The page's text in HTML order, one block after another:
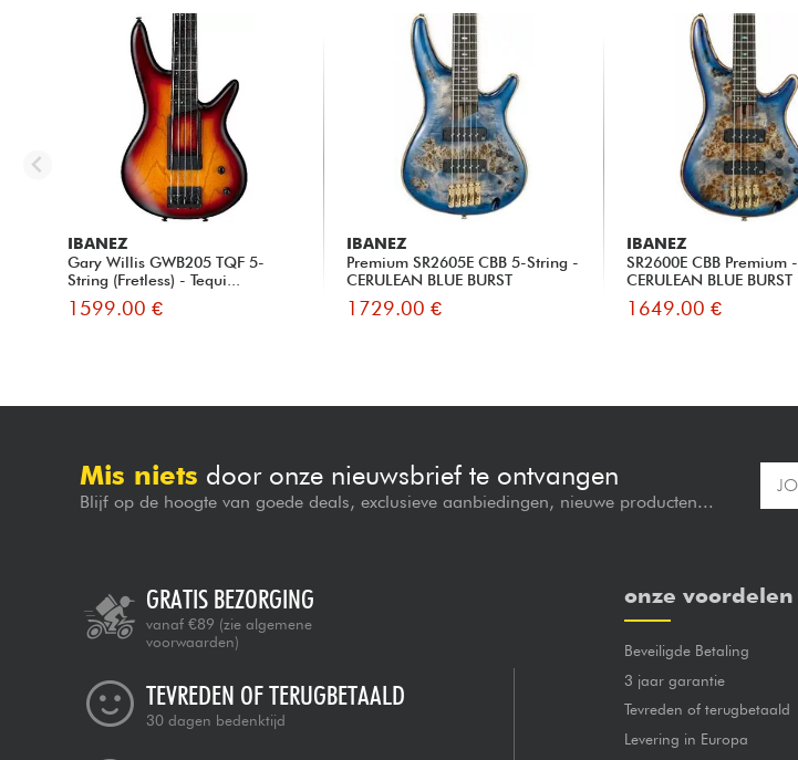
IBANEZ
Gary Willis GWB205 TQF 5-
String (Fretless) - Tequi...
1599.00 €
IBANEZ
Premium SR2605E CBB 5-String -
CERULEAN BLUE BURST
1729.00 €
IBANEZ
SR2600E CBB Premium -
CERULEAN BLUE BURST
1649.00 €
Mis niets door onze nieuwsbrief te ontvangen
Blijf op de hoogte van goede deals, exclusieve aanbiedingen, nieuwe producten...
GRATIS BEZORGING
vanaf €89 (zie algemene
voorwaarden)
TEVREDEN OF TERUGBETAALD
30 dagen bedenktijd
onze voordelen
Beveiligde Betaling
3 jaar garantie
Tevreden of terugbetaald
Levering in Europa